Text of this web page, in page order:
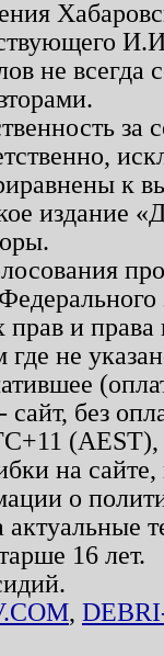
не
к
издание
прав и
не
без
на
о
актуальные
16 лет.
,